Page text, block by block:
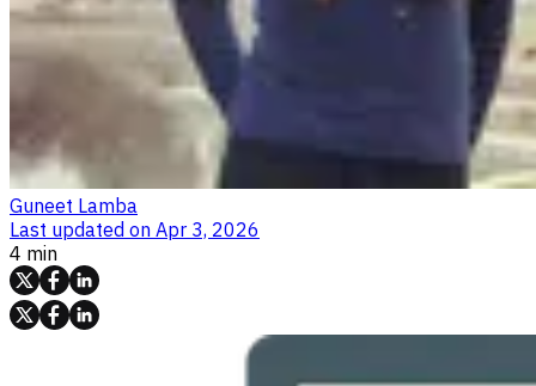
Guneet Lamba
Last updated on Apr 3, 2026
4 min